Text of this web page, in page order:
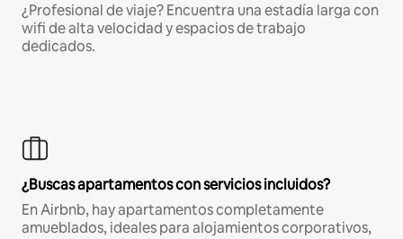
¿Profesional de viaje? Encuentra una estadía larga con
wifi de alta velocidad y espacios de trabajo
dedicados.
¿Buscas apartamentos con servicios incluidos?
En Airbnb, hay apartamentos completamente
amueblados, ideales para alojamientos corporativos,